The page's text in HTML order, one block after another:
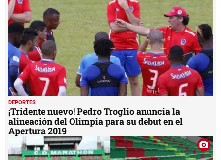
DEPORTES
¡Tridente nuevo! Pedro Troglio anuncia la
alineación del Olimpia para su debut en el
Apertura 2019